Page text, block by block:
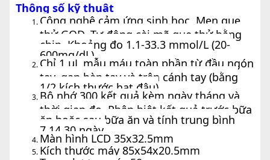
Thông số kỹ thuật
Công nghệ cảm ứng sinh học. Men que
thử GOD. Tự động cài mã que thử bằng
chip. Khoảng đo 1.1-33.3 mmol/L (20-
600mg/dL)
Chỉ 1 µL mẫu máu toàn phần từ đầu ngón
tay, gan bàn tay và trên cánh tay (bằng
1/2 kích thước hạt đậu)
Bộ nhớ 300 kết quả kèm ngày tháng và
thời gian đo. Phân biệt kết quả trước bữa
ăn hoặc sau bữa ăn và tính trung bình
7,14,30 ngày.
Màn hình LCD 35x32.5mm
Kích thước máy 85x54x20.5mm